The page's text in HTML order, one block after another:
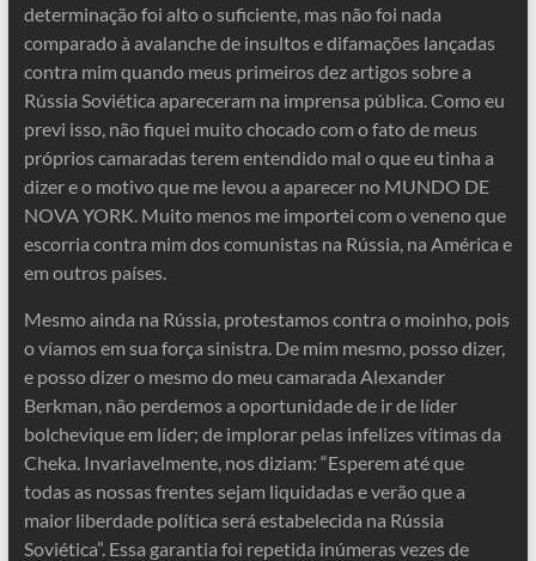
determinação foi alto o suficiente, mas não foi nada
comparado à avalanche de insultos e difamações lançadas
contra mim quando meus primeiros dez artigos sobre a
Rússia Soviética apareceram na imprensa pública. Como eu
previ isso, não fiquei muito chocado com o fato de meus
próprios camaradas terem entendido mal o que eu tinha a
dizer e o motivo que me levou a aparecer no MUNDO DE
NOVA YORK. Muito menos me importei com o veneno que
escorria contra mim dos comunistas na Rússia, na América e
em outros países.
Mesmo ainda na Rússia, protestamos contra o moinho, pois
o víamos em sua força sinistra. De mim mesmo, posso dizer,
e posso dizer o mesmo do meu camarada Alexander
Berkman, não perdemos a oportunidade de ir de líder
bolchevique em líder; de implorar pelas infelizes vítimas da
Cheka. Invariavelmente, nos diziam: “Esperem até que
todas as nossas frentes sejam liquidadas e verão que a
maior liberdade política será estabelecida na Rússia
Soviética”. Essa garantia foi repetida inúmeras vezes de